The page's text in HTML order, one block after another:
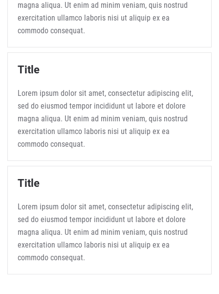
magna aliqua. Ut enim ad minim veniam, quis nostrud
exercitation ullamco laboris nisi ut aliquip ex ea
commodo consequat.
Title
Lorem ipsum dolor sit amet, consectetur adipiscing elit,
sed do eiusmod tempor incididunt ut labore et dolore
magna aliqua. Ut enim ad minim veniam, quis nostrud
exercitation ullamco laboris nisi ut aliquip ex ea
commodo consequat.
Title
Lorem ipsum dolor sit amet, consectetur adipiscing elit,
sed do eiusmod tempor incididunt ut labore et dolore
magna aliqua. Ut enim ad minim veniam, quis nostrud
exercitation ullamco laboris nisi ut aliquip ex ea
commodo consequat.